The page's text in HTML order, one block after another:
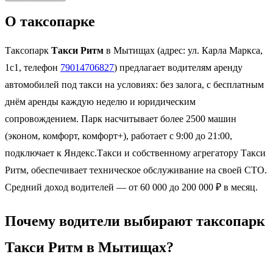
О таксопарке
Таксопарк Такси Ритм в Мытищах (адрес: ул. Карла Маркса,
1с1, телефон 79014706827) предлагает водителям аренду
автомобилей под такси на условиях: без залога, с бесплатным
днём аренды каждую неделю и юридическим
сопровождением. Парк насчитывает более 2500 машин
(эконом, комфорт, комфорт+), работает с 9:00 до 21:00,
подключает к Яндекс.Такси и собственному агрегатору Такси
Ритм, обеспечивает техническое обслуживание на своей СТО.
Средний доход водителей — от 60 000 до 200 000 ₽ в месяц.
Почему водители выбирают таксопарк
Такси Ритм в Мытищах?